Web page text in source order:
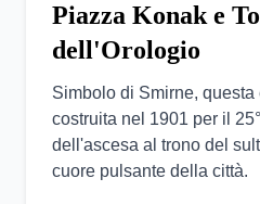
Piazza Konak e
dell'Orologio
Simbolo di Smirne, questa
costruita nel 1901 per il
dell'ascesa al trono del
cuore pulsante della città.